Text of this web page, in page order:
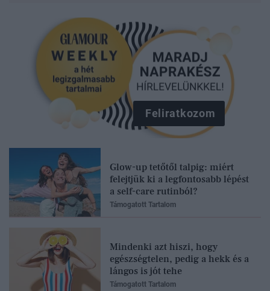
Feliratkozom
Glow-up tetőtől talpig: miért
felejtjük ki a legfontosabb lépést
a self-care rutinból?
Támogatott Tartalom
Mindenki azt hiszi, hogy
egészségtelen, pedig a hekk és a
lángos is jót tehe
Támogatott Tartalom